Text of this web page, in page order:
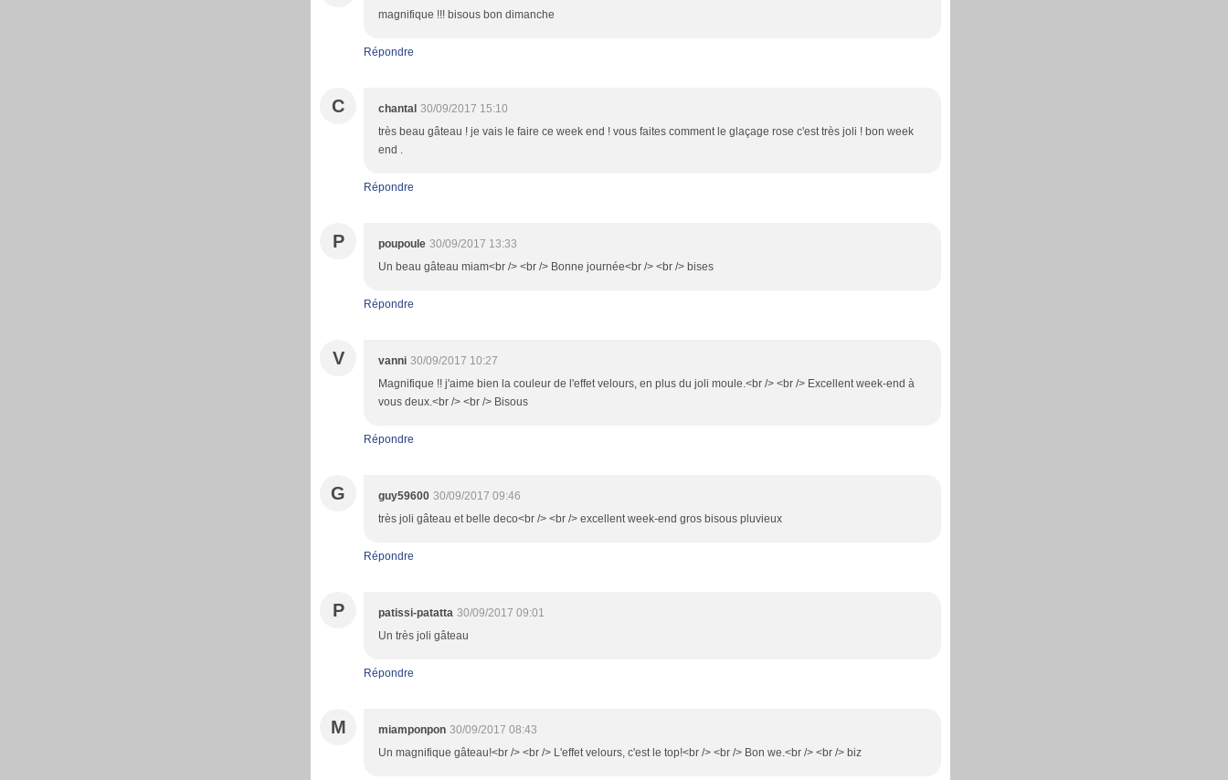
magnifique !!! bisous bon dimanche
Répondre
C chantal 30/09/2017 15:10
très beau gâteau ! je vais le faire ce week end ! vous faites comment le glaçage rose c'est très joli ! bon week
end .
Répondre
P poupoule 30/09/2017 13:33
Un beau gâteau miam<br /> <br /> Bonne journée<br /> <br /> bises
Répondre
V vanni 30/09/2017 10:27
Magnifique !! j'aime bien la couleur de l'effet velours, en plus du joli moule.<br /> <br /> Excellent week-end à
vous deux.<br /> <br /> Bisous
Répondre
G guy59600 30/09/2017 09:46
très joli gâteau et belle deco<br /> <br /> excellent week-end gros bisous pluvieux
Répondre
P patissi-patatta 30/09/2017 09:01
Un très joli gâteau
Répondre
M miamponpon 30/09/2017 08:43
Un magnifique gâteau!<br /> <br /> L'effet velours, c'est le top!<br /> <br /> Bon we.<br /> <br /> biz